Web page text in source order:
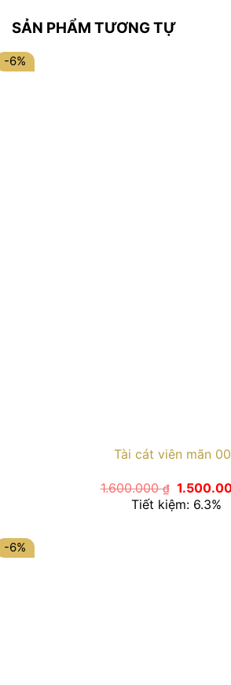
SẢN PHẨM TƯƠNG TỰ
-6%
Tài cát viên mãn
1.600.000₫ Giá
gốc
là:
Tiết kiệm: 6.3%
-6%